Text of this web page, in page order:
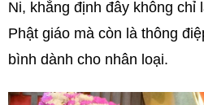
Ni, khẳng định đây không chỉ
Phật giáo mà còn là thông
bình dành cho nhân loại.